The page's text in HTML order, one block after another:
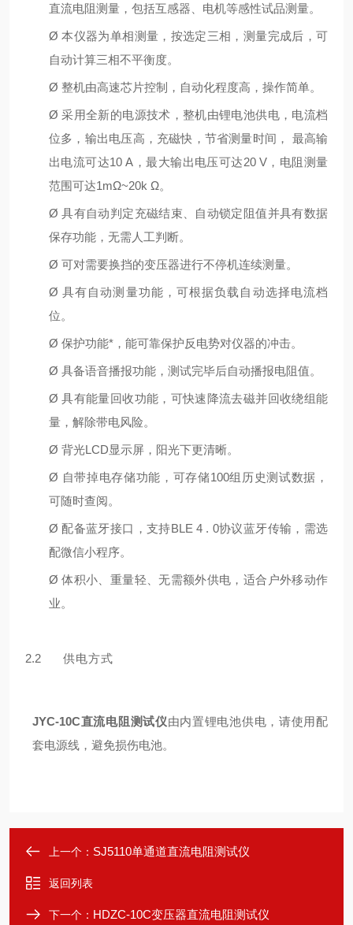
直流电阻测量，包括互感器、电机等感性试品测量。
Ø本仪器为单相测量，按选定三相，测量完成后，可
⾃动计算三相不平衡度。
Ø 整机由⾼速芯⽚控制，⾃动化程度⾼，操作简单。
Ø采⽤全新的电源技术，整机由锂电池供电，电流档
位多，输出电压⾼，充磁快，节省测量时间， 最⾼输
出电流可达10 A，最⼤输出电压可达20 V，电阻测量
范围可达1mΩ~20k Ω。
Ø具有⾃动判定充磁结束、⾃动锁定阻值并具有数据
保存功能，⽆需⼈⼯判断。
Ø 可对需要换挡的变压器进⾏不停机连续测量。
Ø具有⾃动测量功能，可根据负载⾃动选择电流档
位。
Ø 保护功能*，能可靠保护反电势对仪器的冲击。
Ø 具备语⾳播报功能，测试完毕后⾃动播报电阻值。
Ø具有能量回收功能，可快速降流去磁并回收绕组能
量，解除带电⻛险。
Ø 背光LCD显示屏，阳光下更清晰。
Ø ⾃带掉电存储功能，可存储100组历史测试数据，
可随时查阅。
Ø配备蓝⽛接⼝，⽀持BLE 4 . 0协议蓝⽛传输，需选
配微信⼩程序。
Ø体积⼩、重量轻、⽆需额外供电，适合户外移动作
业。
2.2 供电⽅式
JYC-10C直流电阻测试仪由内置锂电池供电，请使⽤配
套电源线，避免损伤电池。
上一个： SJ5110单通道直流电阻测试仪
返回列表
下一个： HDZC-10C变压器直流电阻测试仪